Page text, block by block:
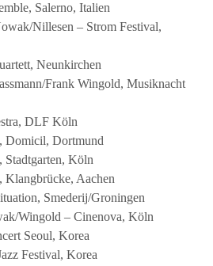
Salerno, Italien
Nillesen – Strom Festival,
Neunkirchen
Frank Wingold, Musiknacht
DLF Köln
Domicil, Dortmund
Stadtgarten, Köln
Klangbrücke, Aachen
Smederij/Groningen
Wingold – Cinenova, Köln
Seoul, Korea
Festival, Korea